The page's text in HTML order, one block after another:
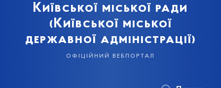
Київської міської ради
(Київської міської
державної адміністрації)
офіційний вебпортал